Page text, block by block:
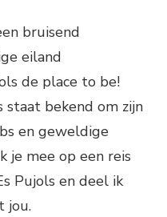
bruisend
eiland
de place to be!
staat bekend om zijn
en geweldige
je mee op een reis
Pujols en deel ik
jou.